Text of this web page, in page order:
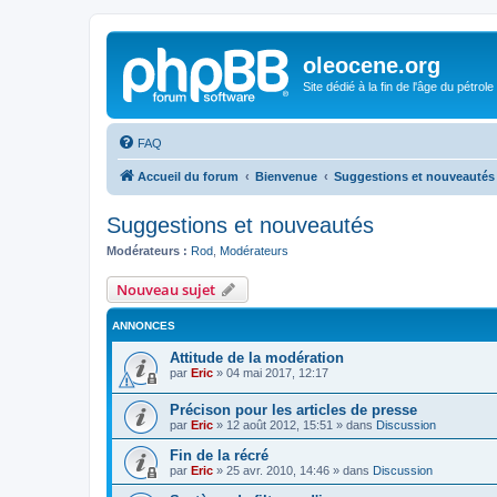
oleocene.org
Site dédié à la fin de l'âge du pétrole
FAQ
Accueil du forum Bienvenue Suggestions et nouveautés
Suggestions et nouveautés
Modérateurs : Rod Modérateurs
Nouveau sujet
ANNONCES
Attitude de la modération
par Eric » 04 mai 2017, 12:17
Précison pour les articles de presse
par Eric » 12 août 2012, 15:51 » dans Discussion
Fin de la récré
par Eric » 25 avr. 2010, 14:46 » dans Discussion